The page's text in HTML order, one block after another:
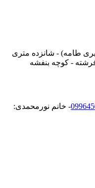
طامه) - شانزده متری
- کوچه بنفشه
- خانم نورمحمدی: